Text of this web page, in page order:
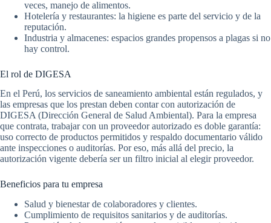
veces, manejo de alimentos.
Hotelería y restaurantes: la higiene es parte del servicio y de la
reputación.
Industria y almacenes: espacios grandes propensos a plagas si no
hay control.
El rol de DIGESA
En el Perú, los servicios de saneamiento ambiental están regulados, y
las empresas que los prestan deben contar con autorización de
DIGESA (Dirección General de Salud Ambiental). Para la empresa
que contrata, trabajar con un proveedor autorizado es doble garantía:
uso correcto de productos permitidos y respaldo documentario válido
ante inspecciones o auditorías. Por eso, más allá del precio, la
autorización vigente debería ser un filtro inicial al elegir proveedor.
Beneficios para tu empresa
Salud y bienestar de colaboradores y clientes.
Cumplimiento de requisitos sanitarios y de auditorías.